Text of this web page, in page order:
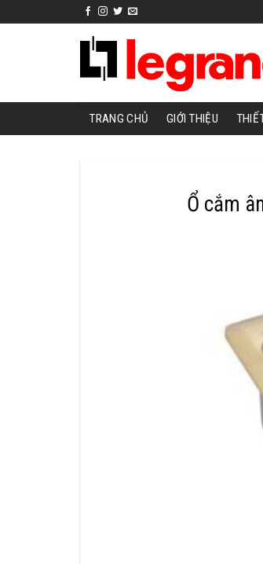
to
TRANG CHỦ GIỚI THIỆU
Ổ cắm